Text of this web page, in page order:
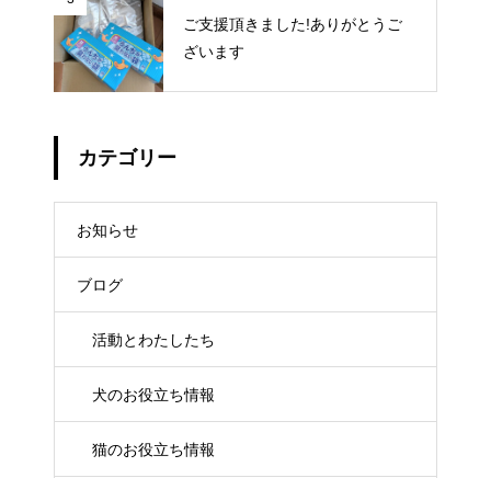
ご支援頂きました!ありがとうご
ざいます
カテゴリー
お知らせ
ブログ
活動とわたしたち
犬のお役立ち情報
猫のお役立ち情報